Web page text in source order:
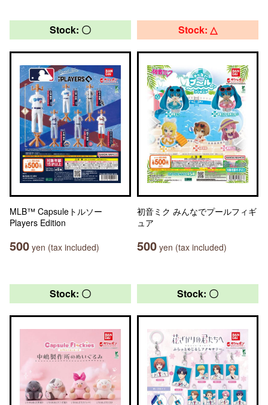
Stock: 〇
MLB™ Capsuleトルソー
Players Edition
500 yen (tax included)
Stock: △
初音ミク みんなでプールフィギ
ュア
500 yen (tax included)
Stock: 〇 Stock: 〇